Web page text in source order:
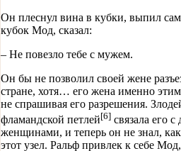
Он плеснул вина в кубки, выпил
кубок Мод, сказал:
– Не повезло тебе с мужем.
Он бы не позволил своей жене
стране, хотя… его жена именно
не спрашивая его разрешения.
фламандской петлей[6] связала его с
женщинами, и теперь он не знал, как
этот узел. Ральф привлек к себе